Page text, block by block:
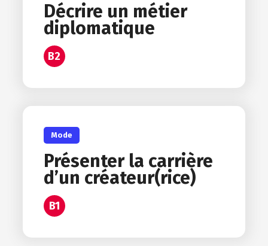
Décrire un métier
diplomatique
B2
Mode
Présenter la carrière
d’un créateur(rice)
B1